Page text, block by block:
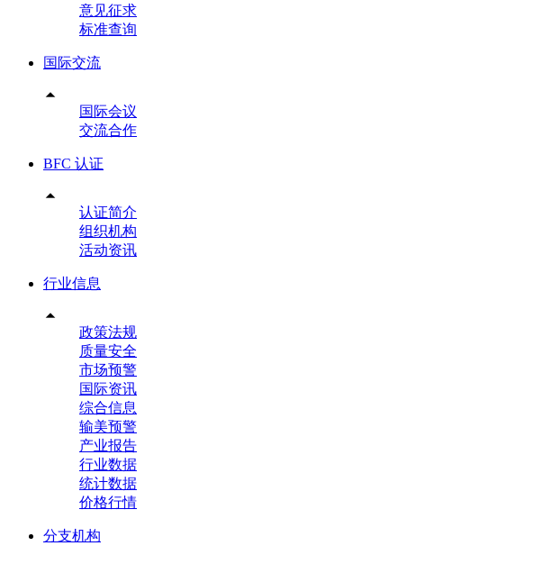
意见征求
标准查询
国际交流

国际会议
交流合作
BFC 认证

认证简介
组织机构
活动资讯
行业信息

政策法规
质量安全
市场预警
国际资讯
综合信息
输美预警
产业报告
行业数据
统计数据
价格行情
分支机构